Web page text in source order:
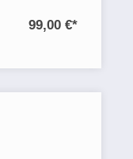
99,00 €*